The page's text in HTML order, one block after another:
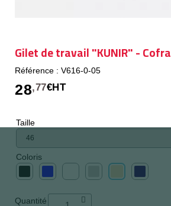
Gilet de travail "KUNIR" - Cofra
Référence : V616-0-05
28,77€HT
Taille
Coloris
Quantité